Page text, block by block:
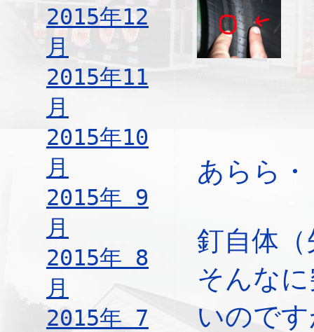
2015年12
月
2015年11
月
2015年10
月
2015年 9
月
2015年 8
月
2015年 7
あらら
釘自体
そんな
いので